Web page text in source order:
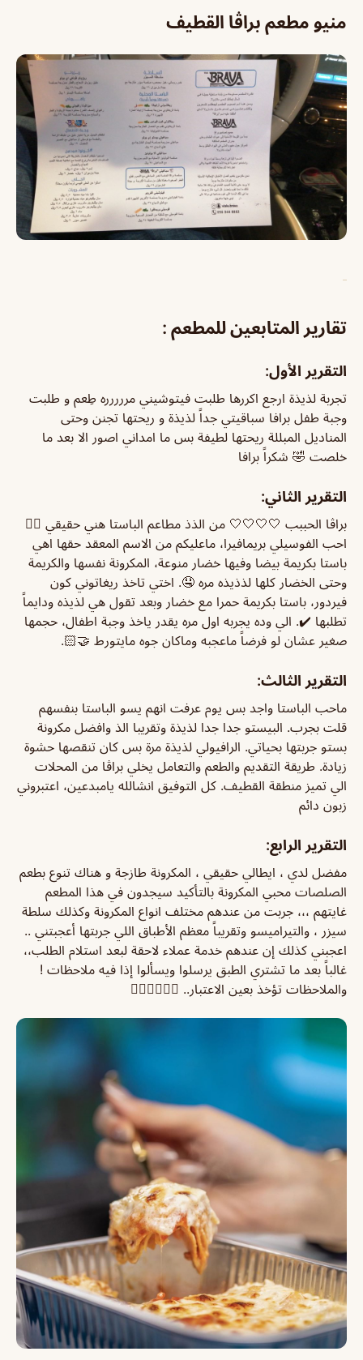
منيو مطعم براڤا القطيف
تقارير المتابعين للمطعم :
التقرير الأول:
تجربة لذيذة ارجع اكررها طلبت فيتوشيني مررررره طِعم و طلبت
وجبة طفل برافا سباقيتي جداً لذيذة و ريحتها تجنن وحتى
المناديل المبللة ريحتها لطيفة بس ما امداني اصور الا بعد ما
خلصت 🤣 شكراً برافا
التقرير الثاني:
براڤا الحببب 🤍🤍🤍🤍 من الذذ مطاعم الباستا هني حقيقي 👍🏻
احب الفوسيلي بريمافيرا، ماعليكم من الاسم المعقد حقها اهي
باستا بكريمة بيضا وفيها خضار منوعة، المكرونة نفسها والكريمة
وحتى الخضار كلها لذذيذه مره 🤤. اختي تاخذ ريغاتوني كون
فيردور، باستا بكريمة حمرا مع خضار وبعد تقول هي لذيذه ودايماً
تطلبها ✔️. الي وده يجربه اول مره يقدر ياخذ وجبة اطفال، حجمها
صغير عشان لو فرضاً ماعجبه وماكان جوه مايتورط 🤝🏻.
التقرير الثالث:
ماحب الباستا واجد بس يوم عرفت انهم يسو الباستا بنفسهم
قلت بجرب. البيستو جدا جدا لذيذة وتقريبا الذ وافضل مكرونة
بستو جربتها بحياتي. الرافيولي لذيذة مرة بس كان تنقصها حشوة
زيادة. طريقة التقديم والطعم والتعامل يخلي براڤا من المحلات
الي تميز منطقة القطيف. كل التوفيق انشالله يامبدعين، اعتبروني
زبون دائم
التقرير الرابع:
مفضل لدي ، ايطالي حقيقي ، المكرونة طازجة و هناك تنوع بطعم
الصلصات محبي المكرونة بالتأكيد سيجدون في هذا المطعم
غايتهم ،،، جربت من عندهم مختلف انواع المكرونة وكذلك سلطة
سيزر ، والتيراميسو وتقريباً معظم الأطباق اللي جربتها أعجبتني ..
اعجبني كذلك إن عندهم خدمة عملاء لاحقة لبعد استلام الطلب،،
غالباً بعد ما تشتري الطبق يرسلوا ويسألوا إذا فيه ملاحظات !
والملاحظات تؤخذ بعين الاعتبار.. 👌🏻👌🏻👌🏻